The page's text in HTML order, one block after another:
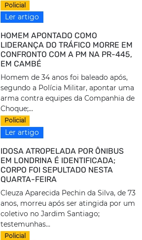
Policial
Ler artigo
HOMEM APONTADO COMO
LIDERANÇA DO TRÁFICO MORRE EM
CONFRONTO COM A PM NA PR-445,
EM CAMBÉ
Homem de 34 anos foi baleado após,
segundo a Polícia Militar, apontar uma
arma contra equipes da Companhia de
Choque;...
Policial
Ler artigo
IDOSA ATROPELADA POR ÔNIBUS
EM LONDRINA É IDENTIFICADA;
CORPO FOI SEPULTADO NESTA
QUARTA-FEIRA
Cleuza Aparecida Pechin da Silva, de 73
anos, morreu após ser atingida por um
coletivo no Jardim Santiago;
testemunhas...
Policial